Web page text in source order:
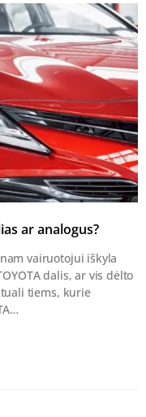
ar analogus?
vairuotojui iškyla
dalis, ar vis dėlto
tiems, kurie